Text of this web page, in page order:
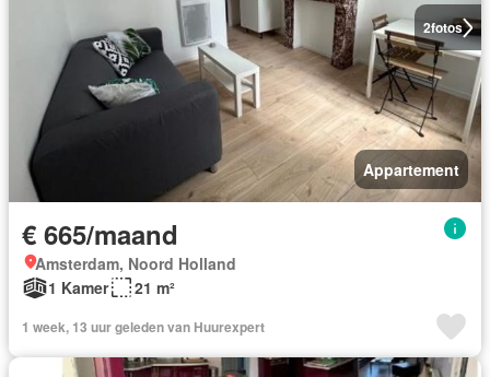
2fotos
Appartement
€ 665/maand
Amsterdam, Noord Holland
1 Kamer
21 m²
1 week, 13 uur geleden van Huurexpert